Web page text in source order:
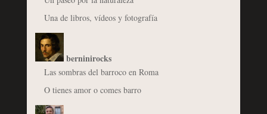
Una de libros, vídeos y fotografía
berninirocks
Las sombras del barroco en Roma
O tienes amor o comes barro